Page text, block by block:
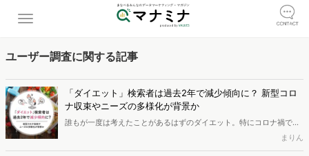
ユーザー調査に関する記事
「ダイエット」検索者は過去2年で減少傾向に？ 新型コロ
ナ収束やニーズの多様化が背景か
誰もが一度は考えたことがあるはずのダイエット。特にコロナ禍で外
出が制限されていた時期は興味をもつ人が多い状況でした。しかし、
最近になって状況は少し変わってきているようです。この記事では、
まりん